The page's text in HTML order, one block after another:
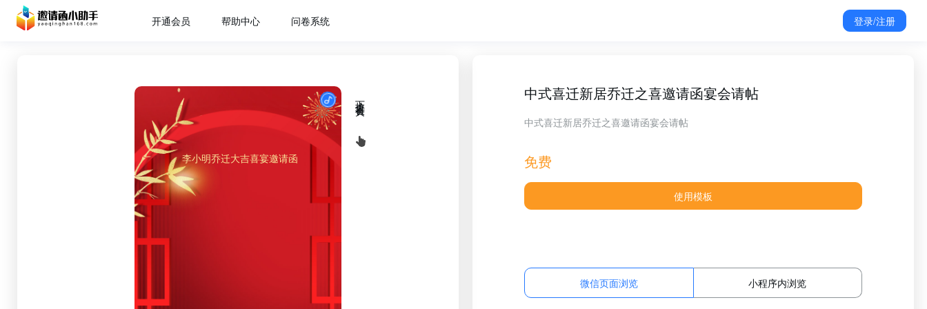
开通会员 帮助中心 问卷系统 登录/注册
中式喜迁新居乔迁之喜邀请函宴会请帖
中式喜迁新居乔迁之喜邀请函宴会请帖
免费
使用模板
微信页面浏览 小程序内浏览